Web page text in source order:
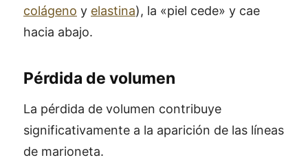
colágeno y elastina), la «piel cede» y cae
hacia abajo.
Pérdida de volumen
La pérdida de volumen contribuye
significativamente a la aparición de las líneas
de marioneta.